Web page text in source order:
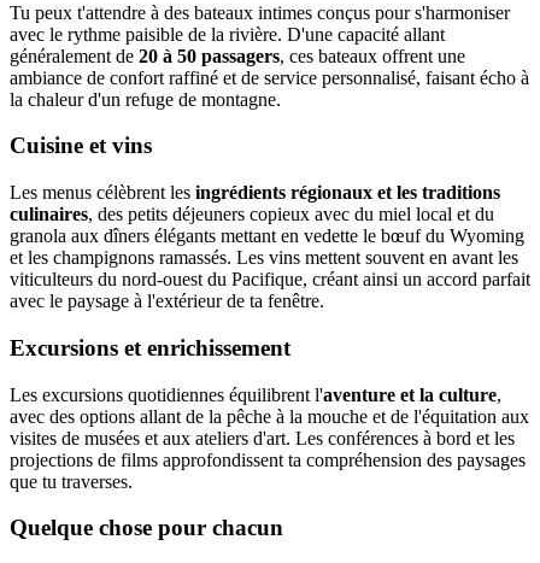
Tu peux t'attendre à des bateaux intimes conçus pour s'harmoniser
avec le rythme paisible de la rivière. D'une capacité allant
généralement de 20 à 50 passagers, ces bateaux offrent une
ambiance de confort raffiné et de service personnalisé, faisant écho à
la chaleur d'un refuge de montagne.
Cuisine et vins
Les menus célèbrent les ingrédients régionaux et les traditions
culinaires, des petits déjeuners copieux avec du miel local et du
granola aux dîners élégants mettant en vedette le bœuf du Wyoming
et les champignons ramassés. Les vins mettent souvent en avant les
viticulteurs du nord-ouest du Pacifique, créant ainsi un accord parfait
avec le paysage à l'extérieur de ta fenêtre.
Excursions et enrichissement
Les excursions quotidiennes équilibrent l'aventure et la culture,
avec des options allant de la pêche à la mouche et de l'équitation aux
visites de musées et aux ateliers d'art. Les conférences à bord et les
projections de films approfondissent ta compréhension des paysages
que tu traverses.
Quelque chose pour chacun